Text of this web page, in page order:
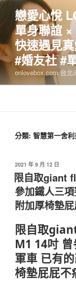
跳
主
要
內
容
戀愛心悅
單身聯誼 ×
快速遇見
#婚友社 #
onlovebox.com 台北
分類: 智慧第一舍
發
佈
於
2021 年 9 月 12 日
限自取giant
參加鐵人三
附加厚椅墊
限自取
M1 14吋
軍車 已有
椅墊屁屁不